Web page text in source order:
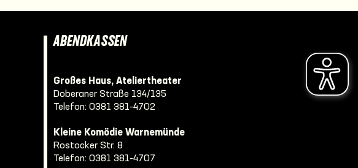
ABENDKASSEN
Großes Haus, Ateliertheater
Doberaner Straße 134/135
Telefon: 0381 381-4702
Kleine Komödie Warnemünde
Rostocker Str. 8
Telefon: 0381 381-4707